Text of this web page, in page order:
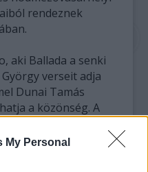
My Personal
rendeznek
aki Ballada a senki
verseit adja
Dunai Tamás
a közönség. A
a